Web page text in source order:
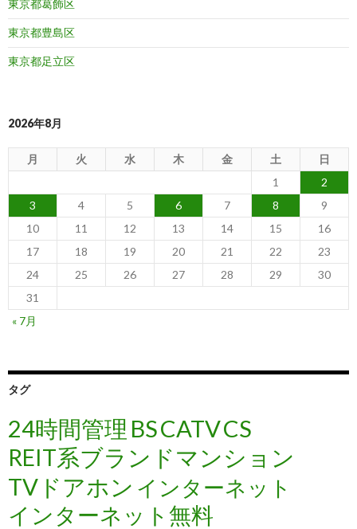
東京都葛飾区
東京都豊島区
東京都足立区
2026年8月
月 火 水 木 金 土
日
1
2
3
4 5 6 7 8
9
10
11 12 13 14 15
16
17
18 19 20 21 22
23
24
25 26 27 28 29
30
31
« 7月
タグ
24時間管理 BSCATVCS
REIT系ブランドマンション
TVドアホン インターネット
インターネット無料